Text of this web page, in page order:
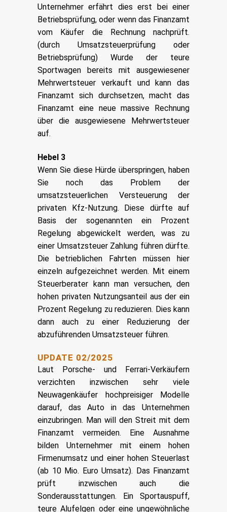
Unternehmer erfährt dies erst bei einer
Betriebsprüfung, oder wenn das Finanzamt
vom Käufer die Rechnung nachprüft.
(durch Umsatzsteuerprüfung oder
Betriebsprüfung) Wurde der teure
Sportwagen bereits mit ausgewiesener
Mehrwertsteuer verkauft und kann das
Finanzamt sich durchsetzen, macht das
Finanzamt eine neue massive Rechnung
über die ausgewiesene Mehrwertsteuer
auf.
Hebel 3
Wenn Sie diese Hürde überspringen, haben
Sie noch das Problem der
umsatzsteuerlichen Versteuerung der
privaten Kfz-Nutzung. Diese dürfte auf
Basis der sogenannten ein Prozent
Regelung abgewickelt werden, was zu
einer Umsatzsteuer Zahlung führen dürfte.
Die betrieblichen Fahrten müssen hier
einzeln aufgezeichnet werden. Mit einem
Steuerberater kann man versuchen, den
hohen privaten Nutzungsanteil aus der ein
Prozent Regelung zu reduzieren. Dies kann
dann auch zu einer Reduzierung der
abzuführenden Umsatzsteuer führen.
UPDATE 02/2025
Laut Porsche- und Ferrari-Verkäufern
verzichten inzwischen sehr viele
Neuwagenkäufer hochpreisiger Modelle
darauf, das Auto in das Unternehmen
einzubringen. Man will den Streit mit dem
Finanzamt vermeiden. Eine Ausnahme
bilden Unternehmer mit einem hohen
Firmenumsatz und einer hohen Steuerlast
(ab 10 Mio. Euro Umsatz). Das Finanzamt
prüft inzwischen auch die
Sonderausstattungen. Ein Sportauspuff,
teure Alufelgen oder eine ungewöhnliche